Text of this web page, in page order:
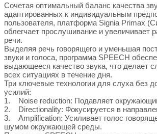
Сочетая оптимальный баланс качества
адаптированных к индивидуальным
пользователя, платформа Signia Primax
облегчает прослушивание и увеличивает
речи.
Выделяя речь говорящего и уменьшая
звуки и голоса, программа SPEECH
выдающееся качество звука, что делает
всех ситуациях в течение дня.
Три ключевые технологии для слуха без
усилий:
1. Noise reduction: Подавляет
2. Directionality: Фокусируется в
3. Amplification: Усиливает голос
шумом окружающей среды.